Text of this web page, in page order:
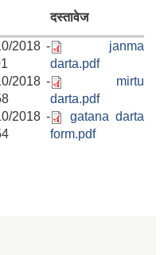
दस्तावेज
2018 -
janma
darta.pdf
2018 -
mirtu
darta.pdf
2018 -
gatana darta
form.pdf